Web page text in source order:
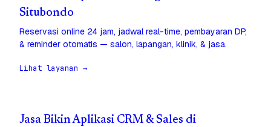
Situbondo
Reservasi online 24 jam, jadwal real-time, pembayaran DP,
& reminder otomatis — salon, lapangan, klinik, & jasa.
Lihat layanan →
Jasa Bikin Aplikasi CRM & Sales di